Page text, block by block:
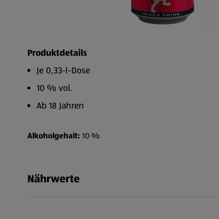
Produktdetails
Je 0,33-l-Dose
10 % vol.
Ab 18 Jahren
Alkoholgehalt: 10 %
Nährwerte